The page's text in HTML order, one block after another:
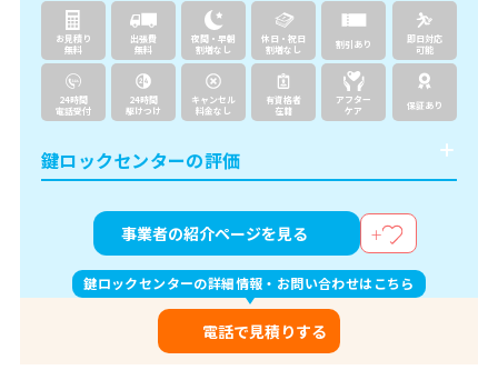
お見積り
無料
出張費
無料
夜間・早朝
割増なし
休日・祝日
割増なし
割引あり
即日対応
可能
24時間
電話受付
24時間
駆けつけ
キャンセル
料金なし
有資格者
在籍
アフター
ケア
保証あり
鍵ロックセンターの評価
事業者の紹介ページを見る
鍵ロックセンターの詳細情報・お問い合わせはこちら
電話で見積りする